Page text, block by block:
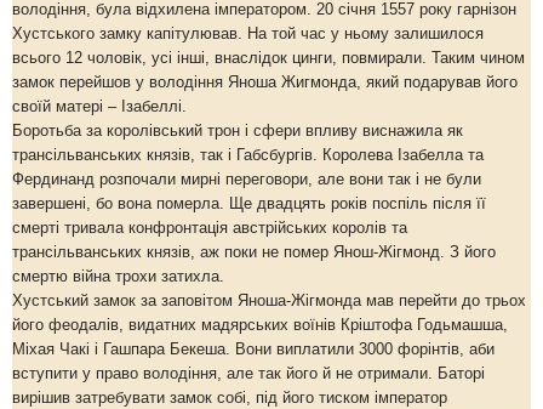
володіння, була відхилена імператором. 20 січня 1557 року гарнізон
Хустського замку капітулював. На той час у ньому залишилося
всього 12 чоловік, усі інші, внаслідок цинги, повмирали. Таким чином
замок перейшов у володіння Яноша Жигмонда, який подарував його
своїй матері – Ізабеллі.
Боротьба за королівський трон і сфери впливу виснажила як
трансільванських князів, так і Габсбургів. Королева Ізабелла та
Фердинанд розпочали мирні переговори, але вони так і не були
завершені, бо вона померла. Ще двадцять років поспіль після її
смерті тривала конфронтація австрійських королів та
трансільванських князів, аж поки не помер Янош-Жігмонд. З його
смертю війна трохи затихла.
Хустський замок за заповітом Яноша-Жігмонда мав перейти до трьох
його феодалів, видатних мадярських воїнів Кріштофа Годьмашша,
Міхая Чакі і Гашпара Бекеша. Вони виплатили 3000 форінтів, аби
вступити у право володіння, але так його й не отримали. Баторі
вирішив затребувати замок собі, під його тиском імператор